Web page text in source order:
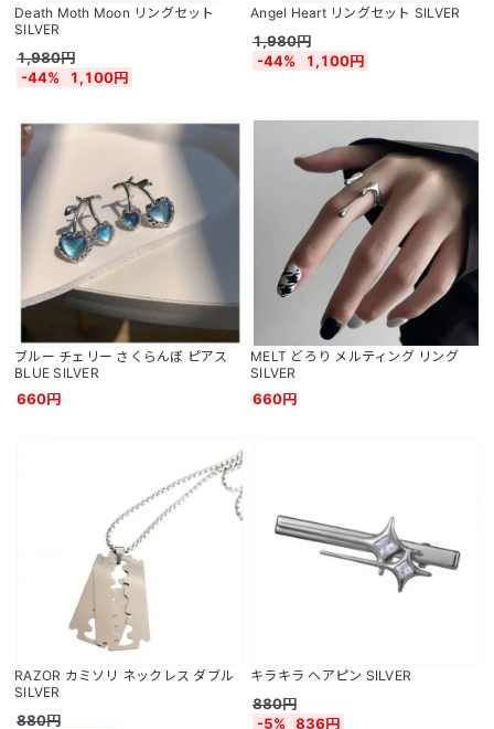
Death Moth Moon リングセット
SILVER
1,980円
-44%
1,100円
Angel Heart リングセット SILVER
1,980円
-44%
1,100円
ブルー チェリー さくらんぼ ピアス
BLUE SILVER
660円
MELT どろり メルティング リング
SILVER
660円
RAZOR カミソリ ネックレス ダブル
SILVER
880円
キラキラ ヘアピン SILVER
880円
-5%
836円